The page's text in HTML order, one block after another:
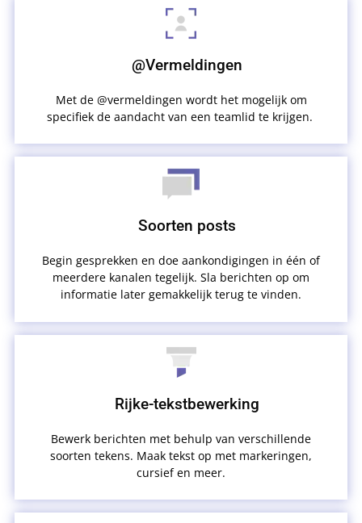
@Vermeldingen
Met de @vermeldingen wordt het mogelijk om
specifiek de aandacht van een teamlid te krijgen.
Soorten posts
Begin gesprekken en doe aankondigingen in één of
meerdere kanalen tegelijk. Sla berichten op om
informatie later gemakkelijk terug te vinden.
Rijke-tekstbewerking
Bewerk berichten met behulp van verschillende
soorten tekens. Maak tekst op met markeringen,
cursief en meer.